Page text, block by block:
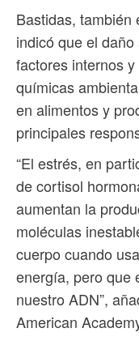
Bastidas, también
indicó que el
factores internos
químicas
en alimentos y
principales
“El estrés, en
de cortisol
aumentan la
moléculas
cuerpo cuando
energía, pero que
nuestro ADN”,
American